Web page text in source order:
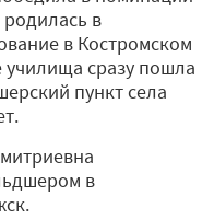
в
в Костромском
сразу пошла
пункт села
в